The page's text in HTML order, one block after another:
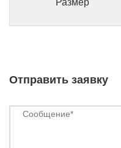
Размер
Отправить заявку